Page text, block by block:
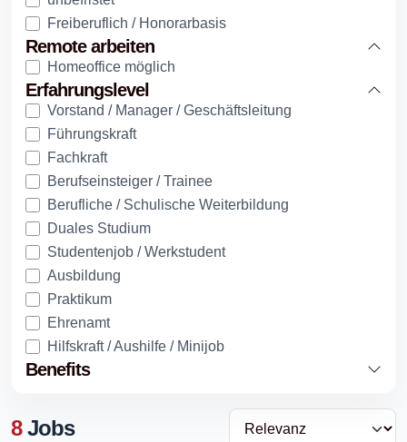
Freiberuflich / Honorarbasis
Remote arbeiten
Homeoffice möglich
Erfahrungslevel
Vorstand / Manager / Geschäftsleitung
Führungskraft
Fachkraft
Berufseinsteiger / Trainee
Berufliche / Schulische Weiterbildung
Duales Studium
Studentenjob / Werkstudent
Ausbildung
Praktikum
Ehrenamt
Hilfskraft / Aushilfe / Minijob
Benefits
8Jobs